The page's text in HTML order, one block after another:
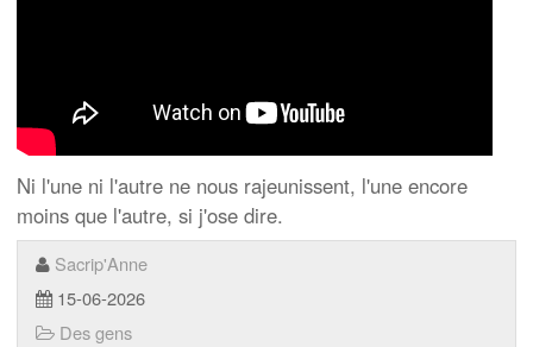
Ni l'une ni l'autre ne nous rajeunissent, l'une encore
moins que l'autre, si j'ose dire.
Sacrip'Anne
15-06-2026
Des gens